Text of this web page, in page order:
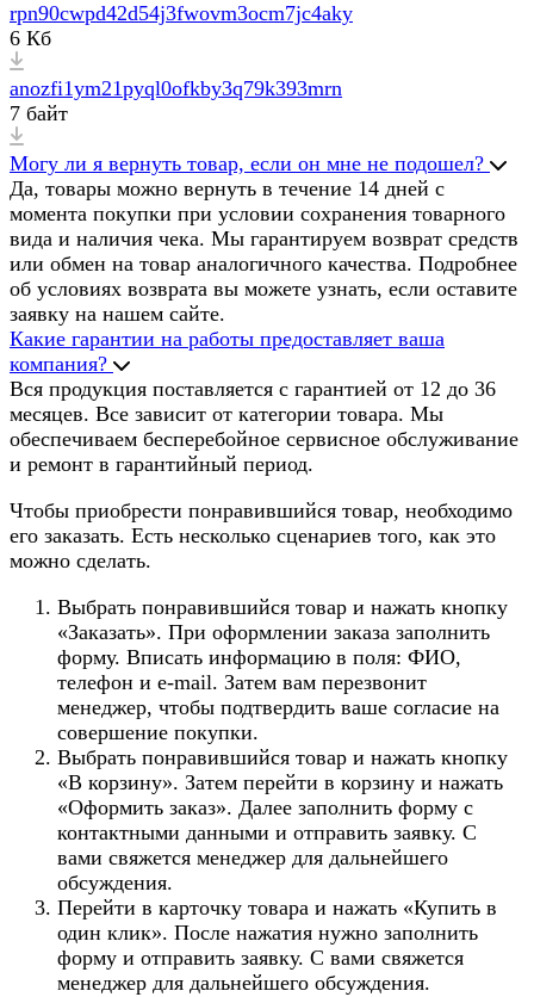
rpn90cwpd42d54j3fwovm3ocm7jc4aky
6 Кб
anozfi1ym21pyql0ofkby3q79k393mrn
7 байт
Могу ли я вернуть товар, если он мне не подошел?
Да, товары можно вернуть в течение 14 дней с
момента покупки при условии сохранения товарного
вида и наличия чека. Мы гарантируем возврат средств
или обмен на товар аналогичного качества. Подробнее
об условиях возврата вы можете узнать, если оставите
заявку на нашем сайте.
Какие гарантии на работы предоставляет ваша
компания?
Вся продукция поставляется с гарантией от 12 до 36
месяцев. Все зависит от категории товара. Мы
обеспечиваем бесперебойное сервисное обслуживание
и ремонт в гарантийный период.
Чтобы приобрести понравившийся товар, необходимо
его заказать. Есть несколько сценариев того, как это
можно сделать.
Выбрать понравившийся товар и нажать кнопку
«Заказать». При оформлении заказа заполнить
форму. Вписать информацию в поля: ФИО,
телефон и e-mail. Затем вам перезвонит
менеджер, чтобы подтвердить ваше согласие на
совершение покупки.
Выбрать понравившийся товар и нажать кнопку
«В корзину». Затем перейти в корзину и нажать
«Оформить заказ». Далее заполнить форму с
контактными данными и отправить заявку. С
вами свяжется менеджер для дальнейшего
обсуждения.
Перейти в карточку товара и нажать «Купить в
один клик». После нажатия нужно заполнить
форму и отправить заявку. С вами свяжется
менеджер для дальнейшего обсуждения.